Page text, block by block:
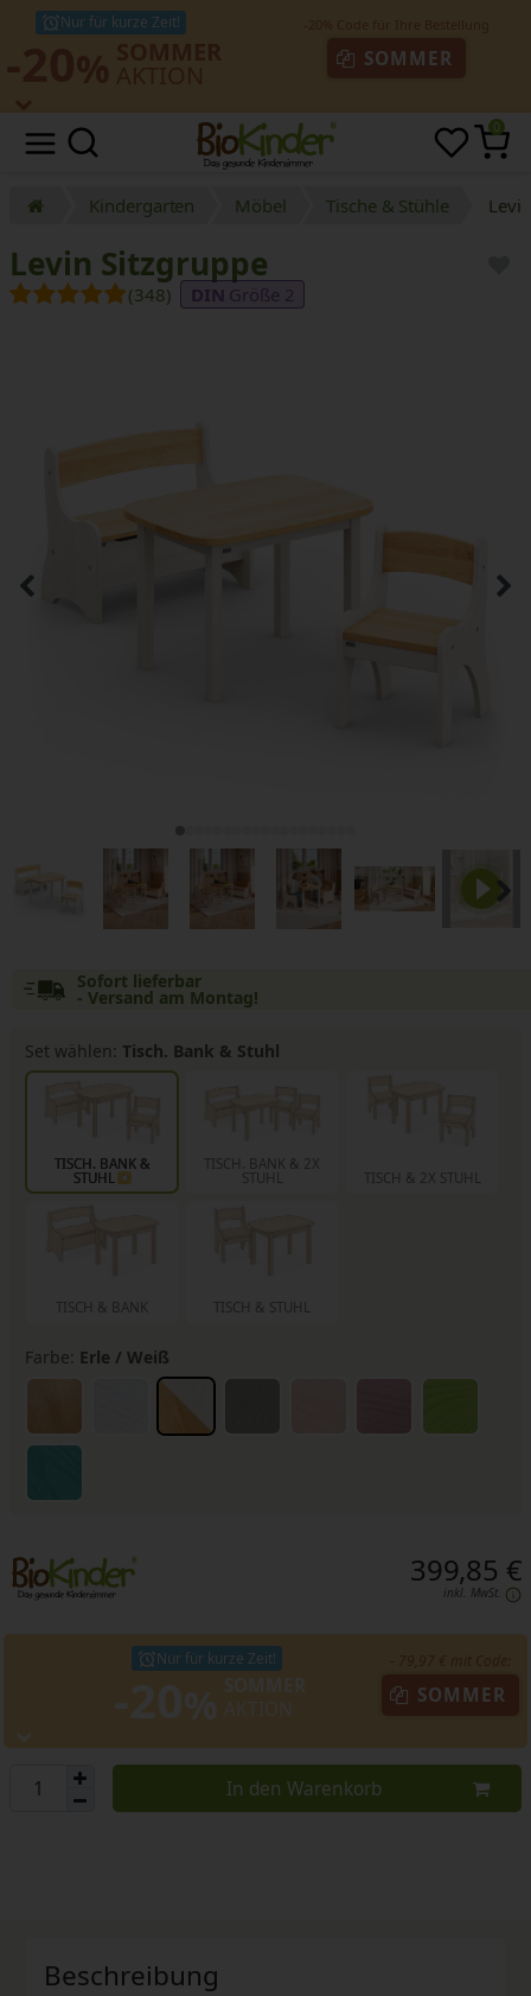
Nur für kurze Zeit!
SOMMER
0
Kindergarten Möbel Tische & Stühle
Levin Sitzgruppe
(348) Größe 2
Sofort lieferbar
- Versand am Montag!
Set wählen: Tisch. Bank & Stuhl
TISCH. BANK &
STUHL
TISCH. BANK & 2X
STUHL
TISCH & 2X STUHL
TISCH & BANK TISCH & STUHL
Farbe: Erle / Weiß
399,85 €
inkl. MwSt.
Nur für kurze Zeit!
SOMMER
In den Warenkorb
Beschreibung